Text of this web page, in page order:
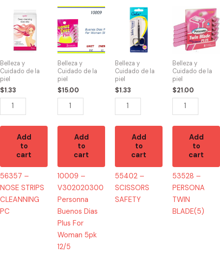
Belleza y
Cuidado de la
piel
$1.33
56357
NOSE
STRIPS
CLEANNING
PC
quantity
Add
to
cart
56357 –
NOSE STRIPS
CLEANNING
PC
Belleza y
Cuidado de la
piel
$15.00
-
V302020300
Personna
Buenos
Dias
Plus
For
Woman
5pk
12/5
quantity
Add
to
cart
10009 –
V302020300
Personna
Buenos Dias
Plus For
Woman 5pk
12/5
Belleza y
Cuidado de la
piel
$1.33
55402
SCISSORS
SAFETY
quantity
Add
to
cart
55402 –
SCISSORS
SAFETY
Belleza y
Cuidado de la
piel
$21.00
53528
PERSONA
TWIN
BLADE(5)
quantity
Add
to
cart
53528 –
PERSONA
TWIN
BLADE(5)